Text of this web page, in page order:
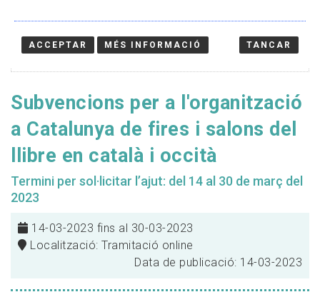
Subvencions per a l'organització
a Catalunya de fires i salons del
llibre en català i occità
Termini per sol·licitar l’ajut: del 14 al 30 de març del
2023
14-03-2023 fins al 30-03-2023
Localització: Tramitació online
Data de publicació: 14-03-2023
ACCEPTAR MÉS INFORMACIÓ TANCAR